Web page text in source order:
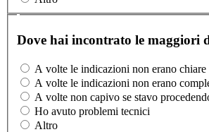
Dove hai incontrato le maggiori
A volte le indicazioni non erano chiare
A volte le indicazioni non erano
A volte non capivo se stavo
Ho avuto problemi tecnici
Altro